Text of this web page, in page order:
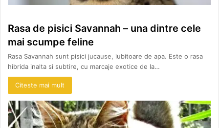
Rasa de pisici Savannah – una dintre cele
mai scumpe feline
Rasa Savannah sunt pisici jucause, iubitoare de apa. Este o rasa
hibrida inalta si subtire, cu marcaje exotice de la…
Citeste mai mult